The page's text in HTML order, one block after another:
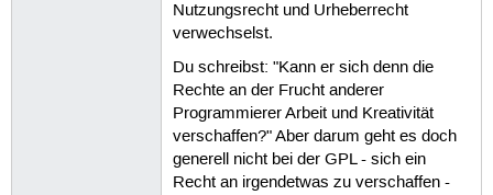
Nutzungsrecht und Urheberrecht
verwechselst.
Du schreibst: "Kann er sich denn die
Rechte an der Frucht anderer
Programmierer Arbeit und Kreativität
verschaffen?" Aber darum geht es doch
generell nicht bei der GPL - sich ein
Recht an irgendetwas zu verschaffen -